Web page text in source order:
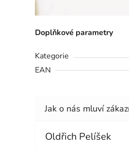
Doplňkové parametry
Kategorie
EAN
Oldřich Pelíšek